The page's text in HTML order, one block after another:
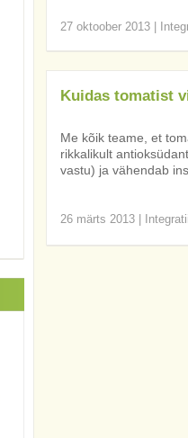
27 oktoober 2013
Kuidas tomatist
Me kõik teame, et
rikkalikult
vastu) ja vähendab
26 märts 2013